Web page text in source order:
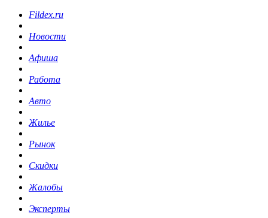
Fildex.ru
Новости
Афиша
Работа
Авто
Жилье
Рынок
Скидки
Жалобы
Эксперты